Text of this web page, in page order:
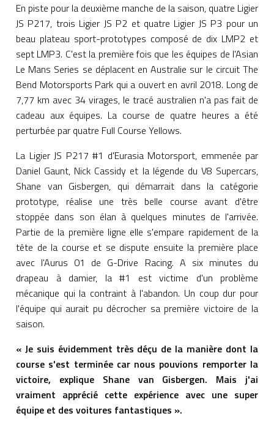
En piste pour la deuxième manche de la saison, quatre Ligier
JS P217, trois Ligier JS P2 et quatre Ligier JS P3 pour un
beau plateau sport-prototypes composé de dix LMP2 et
sept LMP3. C'est la première fois que les équipes de l'Asian
Le Mans Series se déplacent en Australie sur le circuit The
Bend Motorsports Park qui a ouvert en avril 2018. Long de
7,77 km avec 34 virages, le tracé australien n'a pas fait de
cadeau aux équipes. La course de quatre heures a été
perturbée par quatre Full Course Yellows.
La Ligier JS P217 #1 d'Eurasia Motorsport, emmenée par
Daniel Gaunt, Nick Cassidy et la légende du V8 Supercars,
Shane van Gisbergen, qui démarrait dans la catégorie
prototype, réalise une très belle course avant d'être
stoppée dans son élan à quelques minutes de l'arrivée.
Partie de la première ligne elle s'empare rapidement de la
tête de la course et se dispute ensuite la première place
avec l'Aurus 01 de G-Drive Racing. A six minutes du
drapeau à damier, la #1 est victime d'un problème
mécanique qui la contraint à l'abandon. Un coup dur pour
l'équipe qui aurait pu décrocher sa première victoire de la
saison.
« Je suis évidemment très déçu de la manière dont la
course s'est terminée car nous pouvions remporter la
victoire, explique Shane van Gisbergen. Mais j'ai
vraiment apprécié cette expérience avec une super
équipe et des voitures fantastiques ».